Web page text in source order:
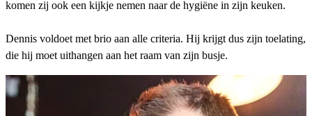
komen zij ook een kijkje nemen naar de hygiëne in zijn keuken.
Dennis voldoet met brio aan alle criteria. Hij krijgt dus zijn toelating,
die hij moet uithangen aan het raam van zijn busje.